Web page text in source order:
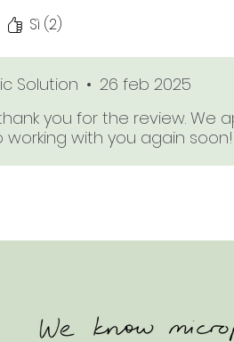
Sì (2)
Solution • 26 feb 2025
you for the review.
with you again soon!